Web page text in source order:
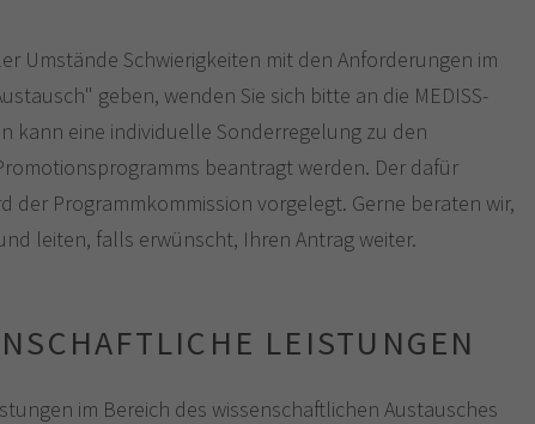
Umstände Schwierigkeiten mit den Anforderungen im
geben, wenden Sie sich bitte an die MEDISS-
kann eine individuelle Sonderregelung zu den
beantragt werden. Der dafür
der Programmkommission vorgelegt. Gerne beraten wir,
leiten, falls erwünscht, Ihren Antrag weiter.
LEISTUNGEN
im Bereich des wissenschaftlichen Austausches